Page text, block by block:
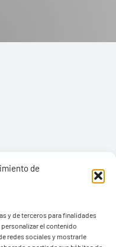
de
y de terceros para finalidades
el contenido
redes sociales y mostrarle